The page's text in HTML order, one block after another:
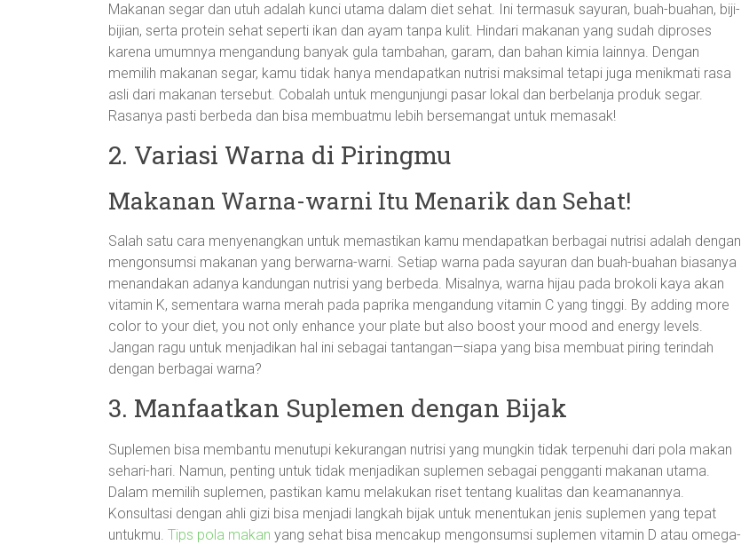
Makanan segar dan utuh adalah kunci utama dalam diet sehat. Ini termasuk sayuran, buah-buahan, biji-
bijian, serta protein sehat seperti ikan dan ayam tanpa kulit. Hindari makanan yang sudah diproses
karena umumnya mengandung banyak gula tambahan, garam, dan bahan kimia lainnya. Dengan
memilih makanan segar, kamu tidak hanya mendapatkan nutrisi maksimal tetapi juga menikmati rasa
asli dari makanan tersebut. Cobalah untuk mengunjungi pasar lokal dan berbelanja produk segar.
Rasanya pasti berbeda dan bisa membuatmu lebih bersemangat untuk memasak!
2. Variasi Warna di Piringmu
Makanan Warna-warni Itu Menarik dan Sehat!
Salah satu cara menyenangkan untuk memastikan kamu mendapatkan berbagai nutrisi adalah dengan
mengonsumsi makanan yang berwarna-warni. Setiap warna pada sayuran dan buah-buahan biasanya
menandakan adanya kandungan nutrisi yang berbeda. Misalnya, warna hijau pada brokoli kaya akan
vitamin K, sementara warna merah pada paprika mengandung vitamin C yang tinggi. By adding more
color to your diet, you not only enhance your plate but also boost your mood and energy levels.
Jangan ragu untuk menjadikan hal ini sebagai tantangan—siapa yang bisa membuat piring terindah
dengan berbagai warna?
3. Manfaatkan Suplemen dengan Bijak
Suplemen bisa membantu menutupi kekurangan nutrisi yang mungkin tidak terpenuhi dari pola makan
sehari-hari. Namun, penting untuk tidak menjadikan suplemen sebagai pengganti makanan utama.
Dalam memilih suplemen, pastikan kamu melakukan riset tentang kualitas dan keamanannya.
Konsultasi dengan ahli gizi bisa menjadi langkah bijak untuk menentukan jenis suplemen yang tepat
untukmu. Tips pola makan yang sehat bisa mencakup mengonsumsi suplemen vitamin D atau omega-